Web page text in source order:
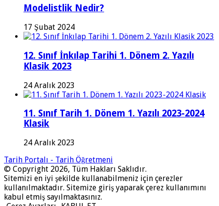
Modelistlik Nedir?
17 Şubat 2024
12. Sınıf İnkılap Tarihi 1. Dönem 2. Yazılı
Klasik 2023
24 Aralık 2023
11. Sınıf Tarih 1. Dönem 1. Yazılı 2023-2024
Klasik
24 Aralık 2023
Tarih Portalı - Tarih Öğretmeni
© Copyright 2026, Tüm Hakları Saklıdır.
Sitemizi en iyi şekilde kullanabilmeniz için çerezler
kullanılmaktadır. Sitemize giriş yaparak çerez kullanımını
kabul etmiş sayılmaktasınız.